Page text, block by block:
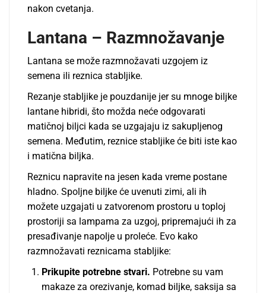
nakon cvetanja.
Lantana – Razmnožavanje
Lantana se može razmnožavati uzgojem iz
semena ili reznica stabljike.
Rezanje stabljike je pouzdanije jer su mnoge biljke
lantane hibridi, što možda neće odgovarati
matičnoj biljci kada se uzgajaju iz sakupljenog
semena. Međutim, reznice stabljike će biti iste kao
i matična biljka.
Reznicu napravite na jesen kada vreme postane
hladno. Spoljne biljke će uvenuti zimi, ali ih
možete uzgajati u zatvorenom prostoru u toploj
prostoriji sa lampama za uzgoj, pripremajući ih za
presađivanje napolje u proleće. Evo kako
razmnožavati reznicama stabljike:
Prikupite potrebne stvari. Potrebne su vam
makaze za orezivanje, komad biljke, saksija sa